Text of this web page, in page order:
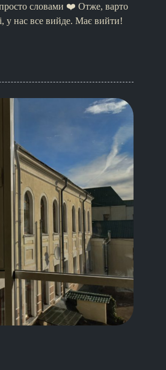
словами ❤️ Отже, варто
у нас все вийде. Має вийти!